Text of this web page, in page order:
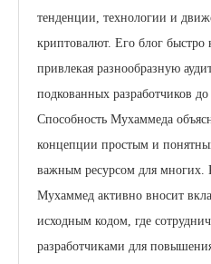
тенденции, технологии и
криптовалют. Его блог быстро
привлекая разнообразную
подкованных разработчиков
Способность Мухаммеда
концепции простым и
важным ресурсом для многих.
Мухаммед активно вносит
исходным кодом, где
разработчиками для